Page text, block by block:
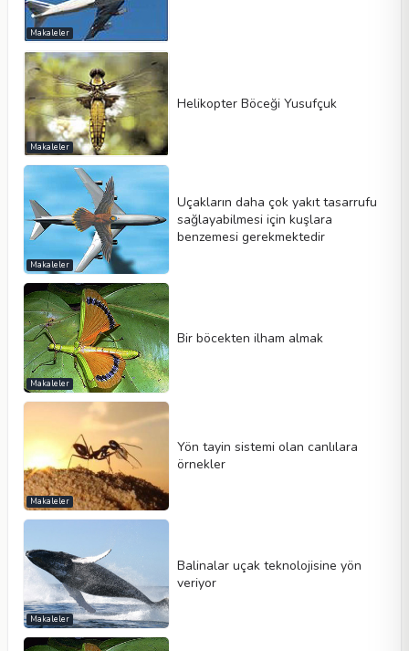
Makaleler
Makaleler
Helikopter Böceği Yusufçuk
Makaleler
Uçakların daha çok yakıt tasarrufu
sağlayabilmesi için kuşlara
benzemesi gerekmektedir
Makaleler
Bir böcekten ilham almak
Makaleler
Yön tayin sistemi olan canlılara
örnekler
Makaleler
Balinalar uçak teknolojisine yön
veriyor